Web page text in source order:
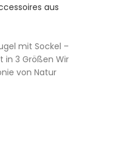
aus
mit Sockel –
in 3 Größen Wir
von Natur